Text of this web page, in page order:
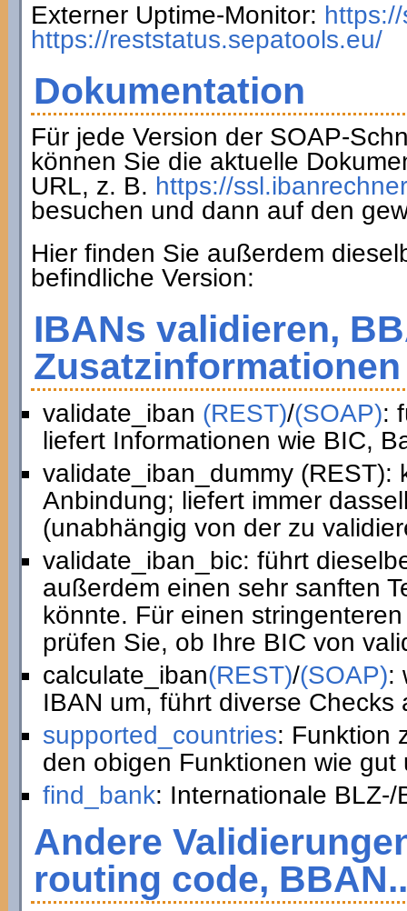
Externer Uptime-Monitor:
https://reststatus.sepatools.eu/
Dokumentation
Für jede Version der SOAP-
können Sie die aktuelle
URL, z. B. https://
besuchen und dann auf den
Hier finden Sie außerdem
befindliche Version:
IBANs validieren,
validate_iban (REST)/(SOAP):
liefert Informationen wie BIC,
validate_iban_dummy (REST):
Anbindung; liefert immer
(unabhängig von der zu
validate_iban_bic: führt
außerdem einen sehr sanften
könnte. Für einen
prüfen Sie, ob Ihre BIC von
calculate_iban(REST)/(SOAP):
IBAN um, führt diverse
supported_countries: Funktion
den obigen Funktionen wie gut
find_bank: Internationale BLZ-/
Andere
routing code,